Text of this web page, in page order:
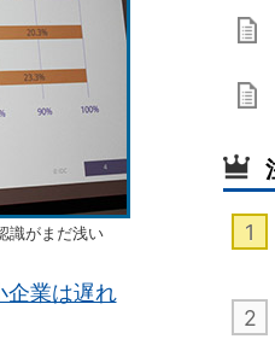
識がまだ浅い
企業は遅れ